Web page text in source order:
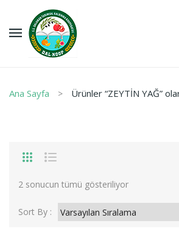
Ana Sayfa Ürünler “ZEYTİN YAĞ”
2 sonucun tümü gösteriliyor
Sort By :